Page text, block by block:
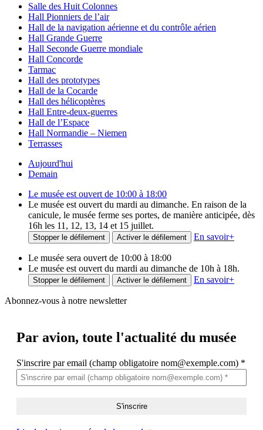
Salle des Huit Colonnes
Hall Pionniers de l’air
Hall de la navigation aérienne et du contrôle aérien
Hall Grande Guerre
Hall Seconde Guerre mondiale
Hall Concorde
Tarmac
Hall des prototypes
Hall de la Cocarde
Hall des hélicoptères
Hall Entre-deux-guerres
Hall de l’Espace
Hall Normandie – Niemen
Terrasses
Aujourd'hui
Demain
Le musée est ouvert de 10:00 à 18:00
Le musée est ouvert du mardi au dimanche. En raison de la
canicule, le musée ferme ses portes, de manière anticipée, dès
16h les 11, 12, 13, 14 et 15 juillet.
Stopper le défilement Activer le défilement En savoir+
Le musée sera ouvert de 10:00 à 18:00
Le musée est ouvert du mardi au dimanche de 10h à 18h.
Stopper le défilement Activer le défilement En savoir+
Abonnez-vous à notre newsletter
Par avion, toute l'actualité du musée
S'inscrire par email (champ obligatoire nom@exemple.com) *